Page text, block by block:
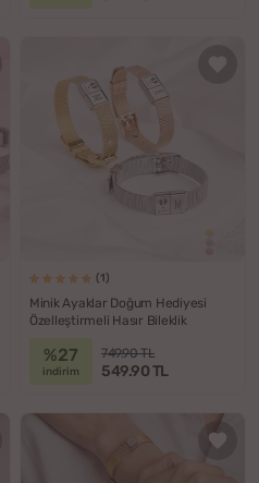
(1)
Minik Ayaklar Doğum Hediyesi
Özelleştirmeli Hasır Bileklik
%27
indirim
749.90 TL
549.90 TL